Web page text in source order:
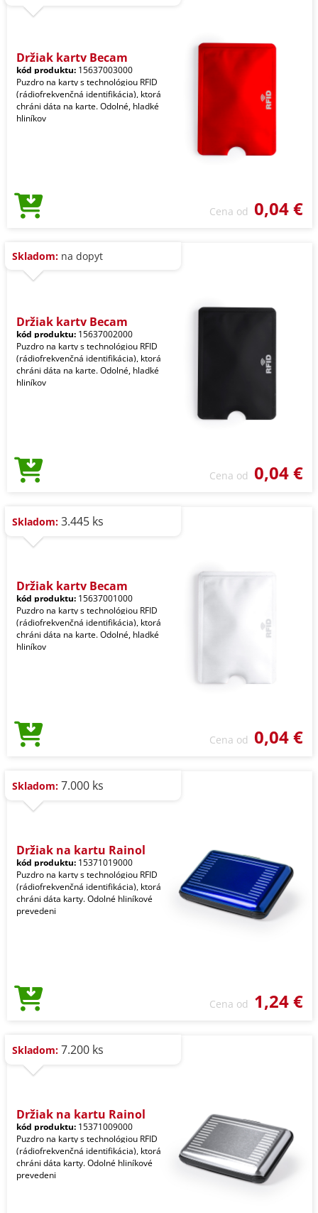
Držiak karty Becam
kód produktu: 15637003000
Puzdro na karty s technológiou RFID
(rádiofrekvenčná identifikácia), ktorá
chráni dáta na karte. Odolné, hladké
hliníkov
Cena od 0,04 €
Skladom: na dopyt
Držiak karty Becam
kód produktu: 15637002000
Puzdro na karty s technológiou RFID
(rádiofrekvenčná identifikácia), ktorá
chráni dáta na karte. Odolné, hladké
hliníkov
Cena od 0,04 €
Skladom: 3.445 ks
Držiak karty Becam
kód produktu: 15637001000
Puzdro na karty s technológiou RFID
(rádiofrekvenčná identifikácia), ktorá
chráni dáta na karte. Odolné, hladké
hliníkov
Cena od 0,04 €
Skladom: 7.000 ks
Držiak na kartu Rainol
kód produktu: 15371019000
Puzdro na karty s technológiou RFID
(rádiofrekvenčná identifikácia), ktorá
chráni dáta karty. Odolné hliníkové
prevedeni
Cena od 1,24 €
Skladom: 7.200 ks
Držiak na kartu Rainol
kód produktu: 15371009000
Puzdro na karty s technológiou RFID
(rádiofrekvenčná identifikácia), ktorá
chráni dáta karty. Odolné hliníkové
prevedeni